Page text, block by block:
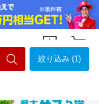
絞り込み (1)